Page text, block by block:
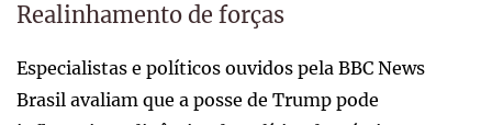
Realinhamento de forças
Especialistas e políticos ouvidos pela BBC News
Brasil avaliam que a posse de Trump pode